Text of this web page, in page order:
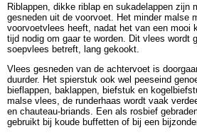
Riblappen, dikke riblap en sukadelappen zijn
gesneden uit de voorvoet. Het minder malse
voorvoetvlees heeft, nadat het van een mooi
tijd nodig om gaar te worden. Dit vlees wordt
soepvlees betreft, lang gekookt.
Vlees gesneden van de achtervoet is
duurder. Het spierstuk ook wel peeseind
bieflappen, baklappen, biefstuk en
malse vlees, de runderhaas wordt vaak
en chauteau-briands. Een als rosbief
gebruikt bij koude buffetten of bij een